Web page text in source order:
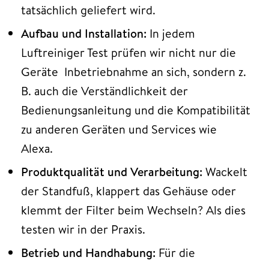
tatsächlich geliefert wird.
Aufbau und Installation: In jedem
Luftreiniger Test prüfen wir nicht nur die
Geräte Inbetriebnahme an sich, sondern z.
B. auch die Verständlichkeit der
Bedienungsanleitung und die Kompatibilität
zu anderen Geräten und Services wie
Alexa.
Produktqualität und Verarbeitung: Wackelt
der Standfuß, klappert das Gehäuse oder
klemmt der Filter beim Wechseln? Als dies
testen wir in der Praxis.
Betrieb und Handhabung: Für die